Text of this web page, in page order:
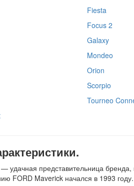
Fiesta
Focus 2
Galaxy
Mondeo
Orion
Scorpio
Tourneo
удачная представительница
FORD Maverick начался в 1993